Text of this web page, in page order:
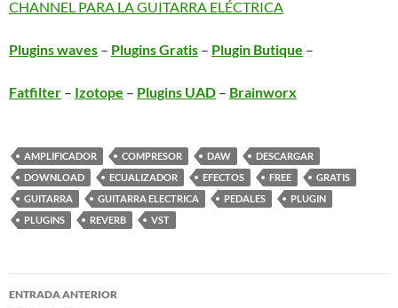
CHANNEL PARA LA GUITARRA ELÉCTRICA
Plugins waves – Plugins Gratis – Plugin Butique –
Fatfilter – Izotope – Plugins UAD – Brainworx
AMPLIFICADOR COMPRESOR DAW
DESCARGAR
DOWNLOAD
ECUALIZADOR EFECTOS FREE
GRATIS
GUITARRA
GUITARRA ELECTRICA PEDALES
PLUGIN
PLUGINS
REVERB VST
Navegación
ENTRADA ANTERIOR